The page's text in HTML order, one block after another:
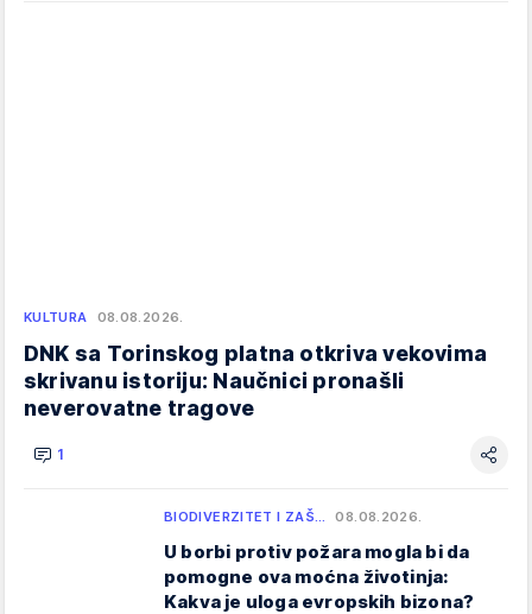
KULTURA 08.08.2026.
DNK sa Torinskog platna otkriva vekovima
skrivanu istoriju: Naučnici pronašli
neverovatne tragove
1
BIODIVERZITET I ZAŠ… 08.08.2026.
U borbi protiv požara mogla bi da
pomogne ova moćna životinja:
Kakva je uloga evropskih bizona?